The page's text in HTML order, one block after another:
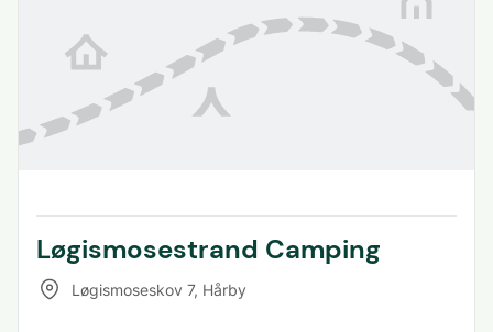
Løgismosestrand Camping
Løgismoseskov 7, Hårby